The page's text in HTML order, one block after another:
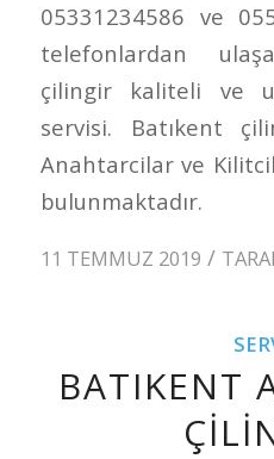
05331234586 ve
telefonlardan
çilingir kaliteli ve
servisi. Batıkent
Anahtarcilar ve
bulunmaktadır.
11 TEMMUZ 2019 /
BATIKENT